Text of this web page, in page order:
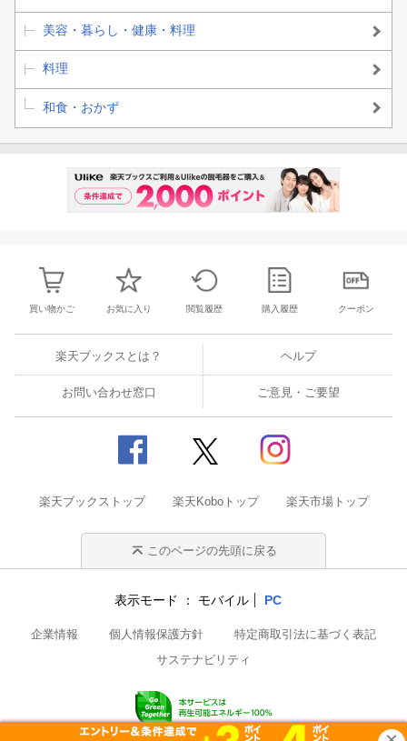
美容・暮らし・健康・料理
料理
和食・おかず
買い物かご お気に入り 閲覧履歴 購入履歴 クーポン
楽天ブックスとは？ ヘルプ
お問い合わせ窓口 ご意見・ご要望
楽天ブックストップ 楽天Koboトップ 楽天市場トップ
このページの先頭に戻る
表示モード モバイル PC
企業情報 個人情報保護方針
特定商取引法に基づく表記
サステナビリティ